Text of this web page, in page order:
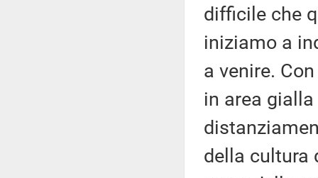
difficile che
iniziamo a
a venire.
in area
della cultura